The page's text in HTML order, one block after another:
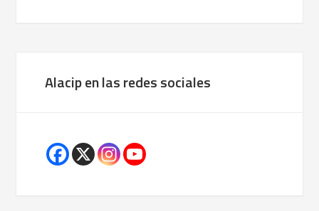
Alacip en las redes sociales